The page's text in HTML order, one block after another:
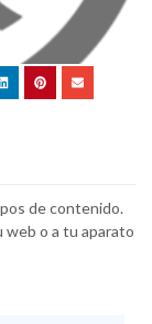
de contenido.
web o a tu aparato